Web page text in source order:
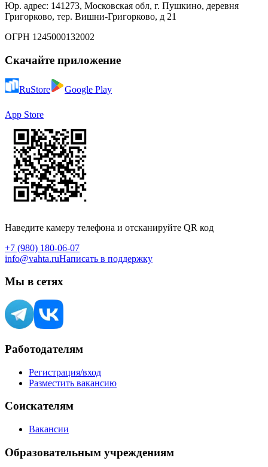
Юр. адрес: 141273, Московская обл, г. Пушкино, деревня
Григорково, тер. Вишни-Григорково, д 21
ОГРН 1245000132002
Скачайте приложение
RuStore Google Play
App Store
Наведите камеру телефона и отсканируйте QR код
+7 (980) 180-06-07
info@vahta.ruНаписать в поддержку
Мы в сетях
Работодателям
Регистрация/вход
Разместить вакансию
Соискателям
Вакансии
Образовательным учреждениям